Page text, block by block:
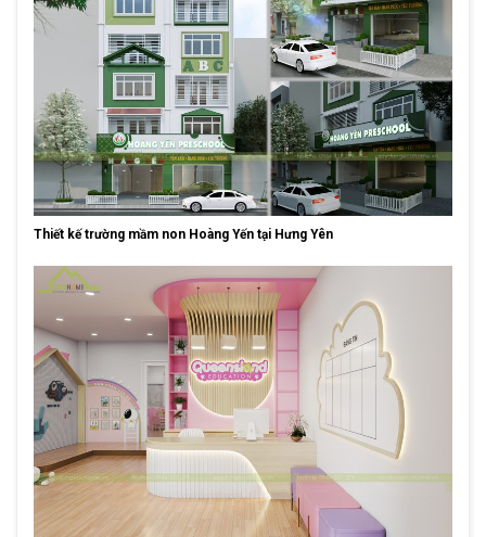
Thiết kế trường mầm non Hoàng Yến tại Hưng Yên